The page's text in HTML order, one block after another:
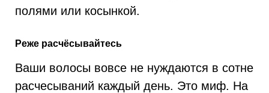
полями или косынкой.
Реже расчёсывайтесь
Ваши волосы вовсе не нуждаются в сотне
расчесываний каждый день. Это миф. На